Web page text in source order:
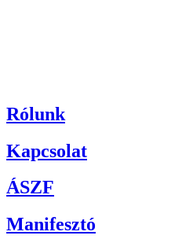
Rólunk
Kapcsolat
ÁSZF
Manifesztó